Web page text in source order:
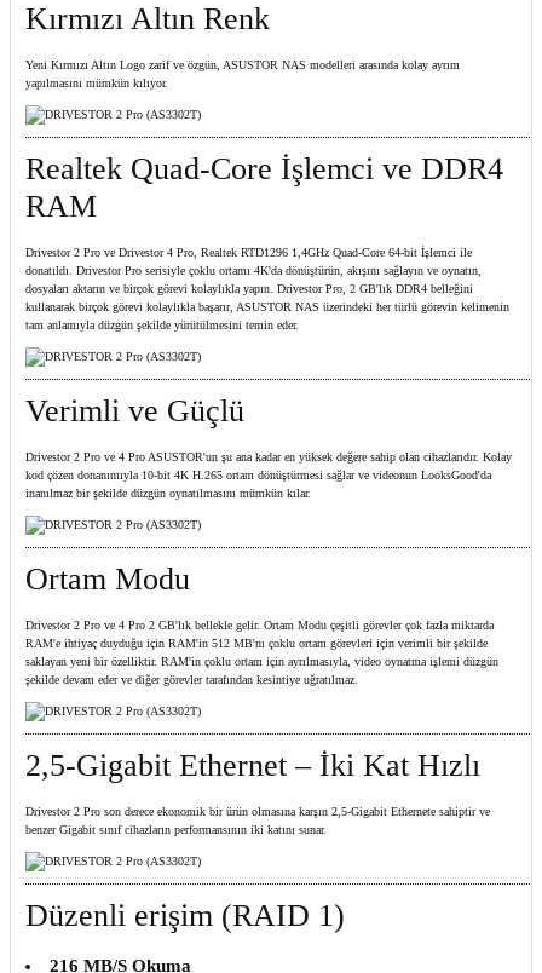
Kırmızı Altın Renk
Yeni Kırmızı Altın Logo zarif ve özgün, ASUSTOR NAS modelleri arasında kolay ayrım
yapılmasını mümkün kılıyor.
Realtek Quad-Core İşlemci ve DDR4
RAM
Drivestor 2 Pro ve Drivestor 4 Pro, Realtek RTD1296 1,4GHz Quad-Core 64-bit İşlemci ile
donatıldı. Drivestor Pro serisiyle çoklu ortamı 4K'da dönüştürün, akışını sağlayın ve oynatın,
dosyaları aktarın ve birçok görevi kolaylıkla yapın. Drivestor Pro, 2 GB'lık DDR4 belleğini
kullanarak birçok görevi kolaylıkla başarır, ASUSTOR NAS üzerindeki her türlü görevin kelimenin
tam anlamıyla düzgün şekilde yürütülmesini temin eder.
Verimli ve Güçlü
Drivestor 2 Pro ve 4 Pro ASUSTOR'un şu ana kadar en yüksek değere sahip olan cihazlarıdır. Kolay
kod çözen donanımıyla 10-bit 4K H.265 ortam dönüştürmesi sağlar ve videonun LooksGood'da
inanılmaz bir şekilde düzgün oynatılmasını mümkün kılar.
Ortam Modu
Drivestor 2 Pro ve 4 Pro 2 GB'lık bellekle gelir. Ortam Modu çeşitli görevler çok fazla miktarda
RAM'e ihtiyaç duyduğu için RAM'in 512 MB'nı çoklu ortam görevleri için verimli bir şekilde
saklayan yeni bir özelliktir. RAM'in çoklu ortam için ayrılmasıyla, video oynatma işlemi düzgün
şekilde devam eder ve diğer görevler tarafından kesintiye uğratılmaz.
2,5-Gigabit Ethernet – İki Kat Hızlı
Drivestor 2 Pro son derece ekonomik bir ürün olmasına karşın 2,5-Gigabit Ethernete sahiptir ve
benzer Gigabit sınıf cihazların performansının iki katını sunar.
Düzenli erişim (RAID 1)
216 MB/S Okuma